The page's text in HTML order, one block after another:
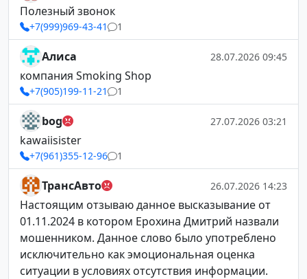
Полезный звонок
+7(999)969-43-41 1
Алиса 28.07.2026 09:45
компания Smoking Shop
+7(905)199-11-21 1
bog 27.07.2026 03:21
kawaiisister
+7(961)355-12-96 1
ТрансАвто 26.07.2026 14:23
Настоящим отзываю данное высказывание от
01.11.2024 в котором Ерохина Дмитрий назвали
мошенником. Данное слово было употреблено
исключительно как эмоциональная оценка
ситуации в условиях отсутствия информации.